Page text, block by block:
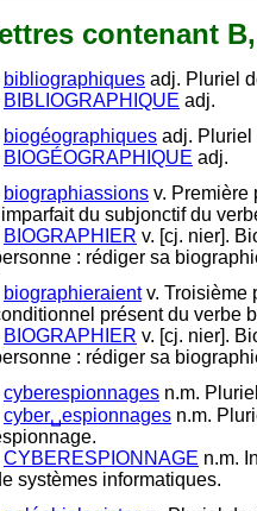
contenant
bibliographiques adj. Pluriel
BIBLIOGRAPHIQUE adj.
biogéographiques adj. Pluriel
BIOGÉOGRAPHIQUE adj.
biographiassions v. Première
du subjonctif du
BIOGRAPHIER v. [cj. nier].
: rédiger sa
biographieraientv. Troisième
présent du verbe
BIOGRAPHIER v. [cj. nier].
: rédiger sa
cyberespionnages n.m.
cyber␣espionnages n.m.
CYBERESPIONNAGE n.m.
systèmes informatiques.